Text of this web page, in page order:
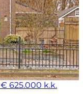
€ 625.000 k.k.